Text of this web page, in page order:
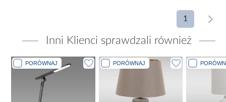
1
Inni Klienci sprawdzali również
PORÓWNAJ PORÓWNAJ